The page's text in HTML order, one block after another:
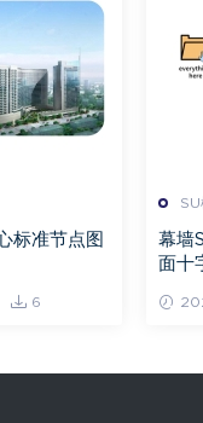
标准节点图
6
SU
幕墙
面十